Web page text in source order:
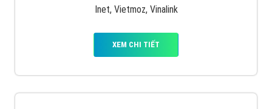
Inet, Vietmoz, Vinalink
XEM CHI TIẾT